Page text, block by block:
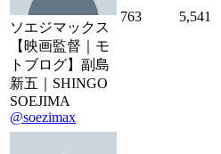
ソエジマックス
【映画監督｜モ
トブログ】副島
新五｜SHINGO
SOEJIMA
@soezimax
763 5,541